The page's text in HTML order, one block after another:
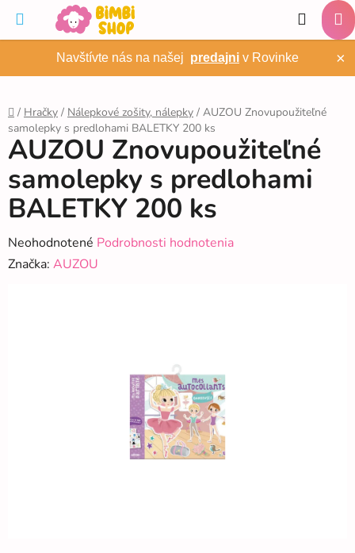
obsah
Navštívte nás na našej predajni v Rovinke ×
Hľadať
Domov
/ Hračky / Nálepkové zošity, nálepky / AUZOU Znovupoužiteľné
samolepky s predlohami BALETKY 200 ks
AUZOU Znovupoužiteľné
samolepky s predlohami
BALETKY 200 ks
Priemerné
hodnotenie
Neohodnotené Podrobnosti hodnotenia
Značka: AUZOU